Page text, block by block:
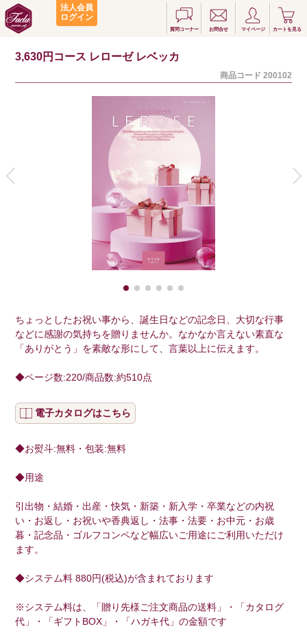
法人会員
ログイン
質問コーナー お問合せ マイページ カートを見る
3,630円コース レローゼ レベッカ
商品コード 200102
ちょっとしたお祝い事から、誕生日などの記念日、大切な行事
などに感謝の気持ちを贈りませんか。なかなか言えない素直な
「ありがとう」を素敵な形にして、言葉以上に伝えます。
◆ページ数:220/商品数:約510点
電子カタログはこちら
◆お熨斗:無料・包装:無料
◆用途
引出物・結婚・出産・快気・新築・新入学・卒業などの内祝
い・お返し・お祝いや香典返し・法事・法要・お中元・お歳
暮・記念品・ゴルフコンペなど幅広いご用途にご利用いただけ
ます。
◆システム料 880円(税込)が含まれております
※システム料は、「贈り先様ご注文商品の送料」・「カタログ
代」・「ギフトBOX」・「ハガキ代」の金額です